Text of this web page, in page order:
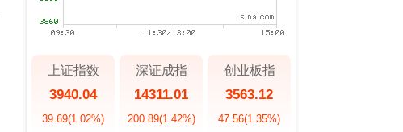
上证指数
3940.04
39.69(1.02%)
深证成指
14311.01
200.89(1.42%)
创业板指
3563.12
47.56(1.35%)